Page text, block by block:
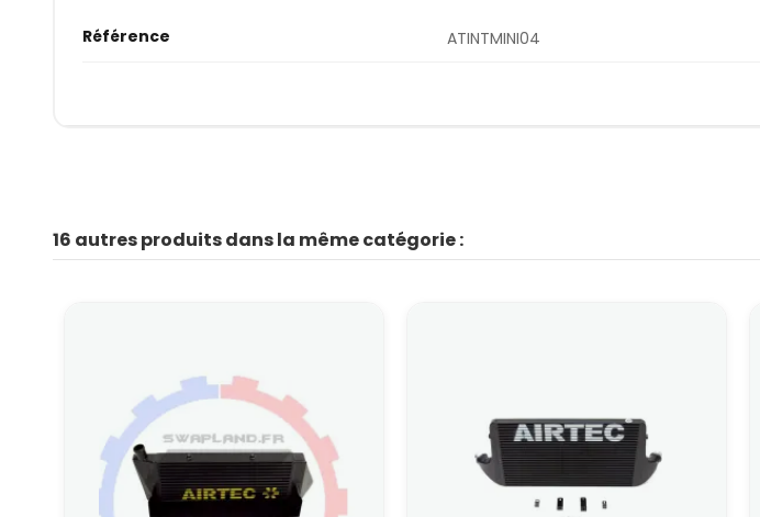
Référence ATINTMINI04
16 autres produits dans la même catégorie :